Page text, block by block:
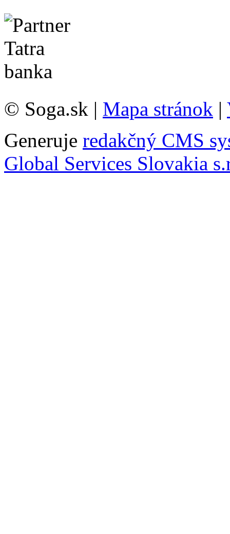
© Soga.sk | Mapa stránok |
Generuje redakčný CMS
Global Services Slovakia